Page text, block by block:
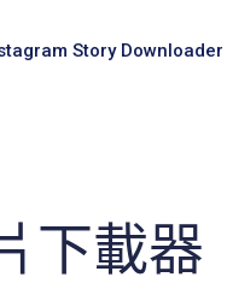
Story Downloader
下載器